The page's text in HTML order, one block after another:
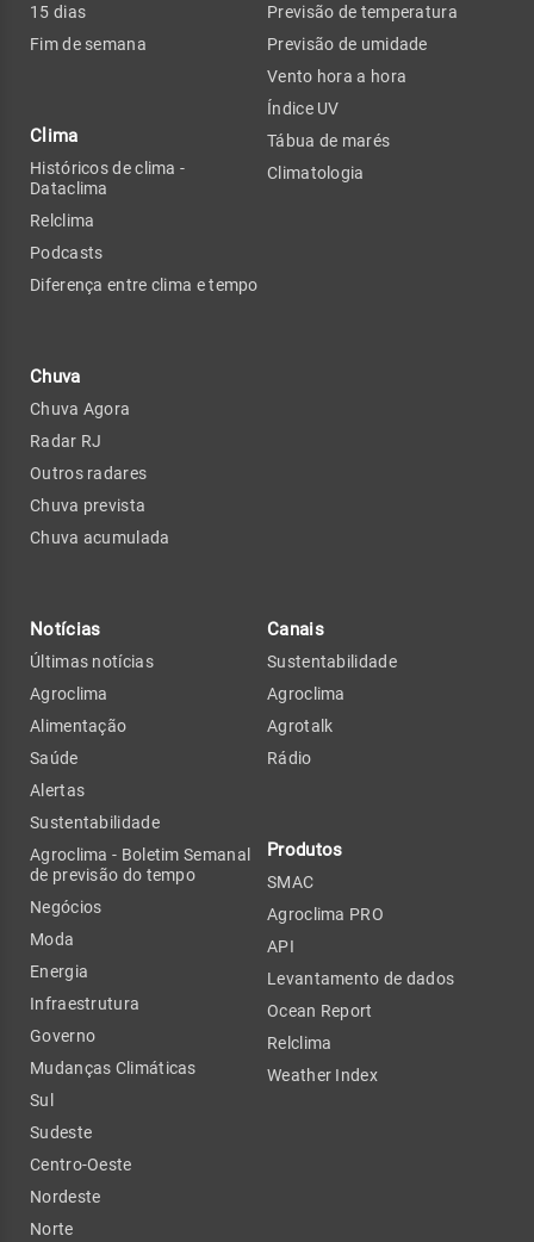
15 dias
Fim de semana
Clima
Históricos de clima -
Dataclima
Relclima
Podcasts
Diferença entre clima e tempo
Chuva
Chuva Agora
Radar RJ
Outros radares
Chuva prevista
Chuva acumulada
Previsão de temperatura
Previsão de umidade
Vento hora a hora
Índice UV
Tábua de marés
Climatologia
Notícias
Últimas notícias
Agroclima
Alimentação
Saúde
Alertas
Sustentabilidade
Agroclima - Boletim Semanal
de previsão do tempo
Negócios
Moda
Energia
Infraestrutura
Governo
Mudanças Climáticas
Sul
Sudeste
Centro-Oeste
Nordeste
Norte
Canais
Sustentabilidade
Agroclima
Agrotalk
Rádio
Produtos
SMAC
Agroclima PRO
API
Levantamento de dados
Ocean Report
Relclima
Weather Index